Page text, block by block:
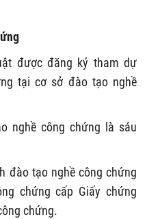
được đăng ký tham dự
tại cơ sở đào tạo nghề
nghề công chứng là sáu
đào tạo nghề công chứng
chứng cấp Giấy chứng
chứng.